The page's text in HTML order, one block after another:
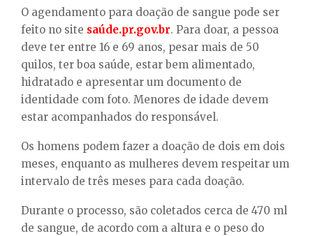
O agendamento para doação de sangue pode ser
feito no site saúde.pr.gov.br. Para doar, a pessoa
deve ter entre 16 e 69 anos, pesar mais de 50
quilos, ter boa saúde, estar bem alimentado,
hidratado e apresentar um documento de
identidade com foto. Menores de idade devem
estar acompanhados do responsável.
Os homens podem fazer a doação de dois em dois
meses, enquanto as mulheres devem respeitar um
intervalo de três meses para cada doação.
Durante o processo, são coletados cerca de 470 ml
de sangue, de acordo com a altura e o peso do